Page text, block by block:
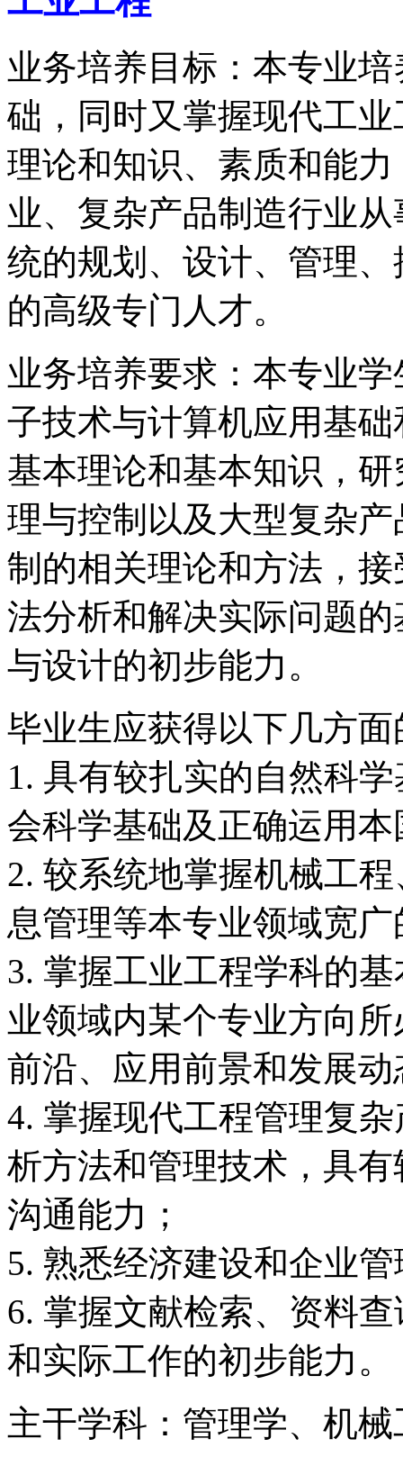
业务培养目标：本专业
础，同时又掌握现代工
理论和知识、素质和能
业、复杂产品制造行业
统的规划、设计、管理
的高级专门人才。
业务培养要求：本专业
子技术与计算机应用基
基本理论和基本知识，
理与控制以及大型复杂
制的相关理论和方法，
法分析和解决实际问题
与设计的初步能力。
毕业生应获得以下几方
1. 具有较扎实的自然科
会科学基础及正确运用
2. 较系统地掌握机械工
息管理等本专业领域宽
3. 掌握工业工程学科的
业领域内某个专业方向
前沿、应用前景和发展动
4. 掌握现代工程管理复
析方法和管理技术，具
沟通能力；
5. 熟悉经济建设和企业
6. 掌握文献检索、资料
和实际工作的初步能力。
主干学科：管理学、机